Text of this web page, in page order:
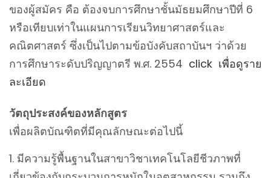
ของผู้สมัคร คือ ต้องจบการศึกษาชั้นมัธยมศึกษาปีที่ 6
หรือเทียบเท่าในแผนการเรียนวิทยาศาสตร์และ
คณิตศาสตร์ ซึ่งเป็นไปตามข้อบังคับสถาบันฯ ว่าด้วย
การศึกษาระดับปริญญาตรี พ.ศ. 2554 click เพื่อดูราย
ละเอียด
วัตถุประสงค์ของหลักสูตร
เพื่อผลิตบัณฑิตที่มีคุณลักษณะต่อไปนี้
มีความรู้พื้นฐานในสาขาวิชาเทคโนโลยีชีวภาพที่